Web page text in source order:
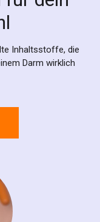
Inhaltsstoffe, die
Darm wirklich